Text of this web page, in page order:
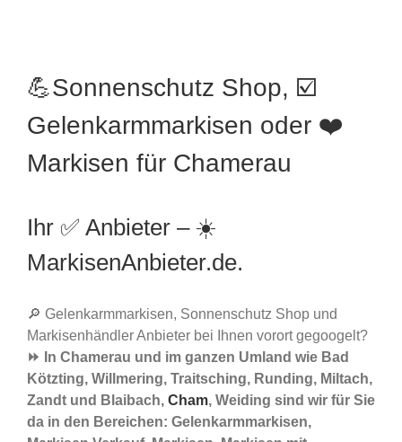
💪Sonnenschutz Shop, ☑️
Gelenkarmmarkisen oder ❤️
Markisen für Chamerau
Ihr ✅ Anbieter – ☀️
MarkisenAnbieter.de.
🔎 Gelenkarmmarkisen, Sonnenschutz Shop und
Markisenhändler Anbieter bei Ihnen vorort gegoogelt?
⏩ In Chamerau und im ganzen Umland wie Bad
Kötzting, Willmering, Traitsching, Runding, Miltach,
Zandt und Blaibach, Cham, Weiding sind wir für Sie
da in den Bereichen: Gelenkarmmarkisen,